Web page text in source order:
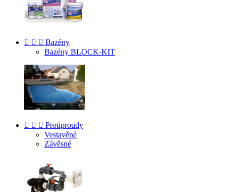
   Bazény
Bazény BLOCK-KIT
   Protiproudy
Vestavěné
Závěsné